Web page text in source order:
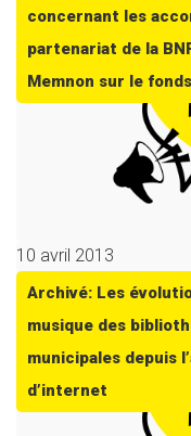
concernant les
partenariat de la
Memnon sur le
10 avril 2013
Archivé: Les
musique des
municipales depuis
d’internet